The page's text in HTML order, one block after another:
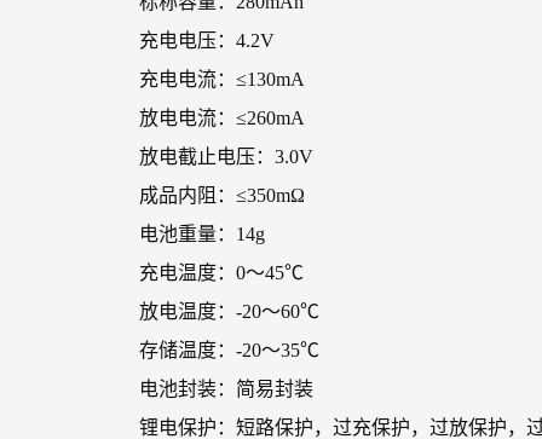
充电电压：4.2V
充电电流：≤130mA
放电电流：≤260mA
放电截止电压：3.0V
成品内阻：≤350mΩ
电池重量：14g
充电温度：0～45℃
放电温度：-20～60℃
存储温度：-20～35℃
电池封装：简易封装
锂电保护：短路保护，过充保护，过放保护，